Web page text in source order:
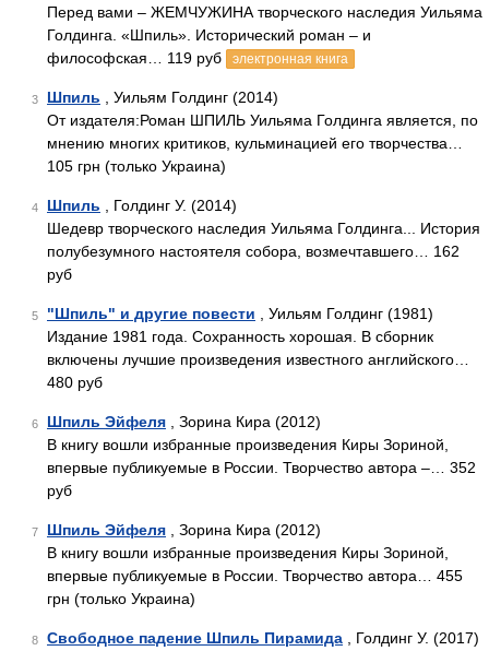
Перед вами – ЖЕМЧУЖИНА творческого наследия Уильяма
Голдинга. «Шпиль». Исторический роман – и
философская… 119 руб
электронная книга
3 Шпиль , Уильям Голдинг (2014)
От издателя:Роман ШПИЛЬ Уильяма Голдинга является, по
мнению многих критиков, кульминацией его творчества…
105 грн (только Украина)
4 Шпиль , Голдинг У. (2014)
Шедевр творческого наследия Уильяма Голдинга... История
полубезумного настоятеля собора, возмечтавшего… 162
руб
5 "Шпиль" и другие повести , Уильям Голдинг (1981)
Издание 1981 года. Сохранность хорошая. В сборник
включены лучшие произведения известного английского…
480 руб
6 Шпиль Эйфеля , Зорина Кира (2012)
В книгу вошли избранные произведения Киры Зориной,
впервые публикуемые в России. Творчество автора –… 352
руб
7 Шпиль Эйфеля , Зорина Кира (2012)
В книгу вошли избранные произведения Киры Зориной,
впервые публикуемые в России. Творчество автора… 455
грн (только Украина)
8 Свободное падение Шпиль Пирамида , Голдинг У. (2017)